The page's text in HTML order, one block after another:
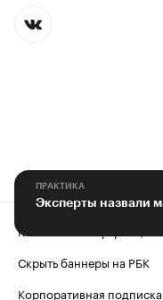
ПРАКТИКА
Контактная информация
Скрыть баннеры на РБК
Корпоративная подписка